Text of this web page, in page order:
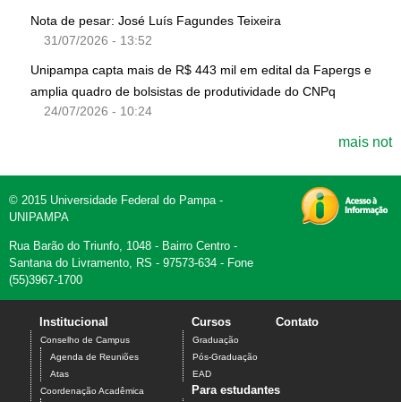
Nota de pesar: José Luís Fagundes Teixeira
31/07/2026 - 13:52
Unipampa capta mais de R$ 443 mil em edital da Fapergs e
amplia quadro de bolsistas de produtividade do CNPq
24/07/2026 - 10:24
mais not
© 2015 Universidade Federal do Pampa -
UNIPAMPA
Rua Barão do Triunfo, 1048 - Bairro Centro -
Santana do Livramento, RS - 97573-634 - Fone
(55)3967-1700
Institucional
Conselho de Campus
Agenda de Reuniões
Atas
Coordenação Acadêmica
Cursos
Graduação
Pós-Graduação
EAD
Contato
Para estudantes